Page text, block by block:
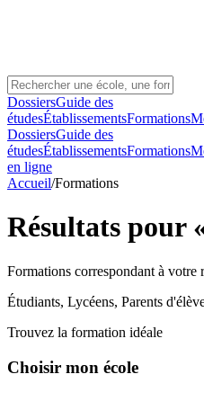
DossiersGuide des
étudesÉtablissementsFormations
DossiersGuide des
étudesÉtablissementsFormations
en ligne
Accueil/Formations
Résultats pour
Formations correspondant à votre
Étudiants, Lycéens, Parents
Trouvez la formation idéale
Choisir mon école